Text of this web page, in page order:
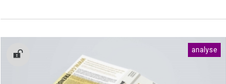
analyse